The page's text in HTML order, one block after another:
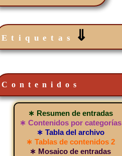
Etiquetas ⇓
Contenidos
∗ Resumen de entradas
∗ Contenidos por categorías
∗ Tabla del archivo
∗ Tablas de contenidos 2
∗ Mosaico de entradas